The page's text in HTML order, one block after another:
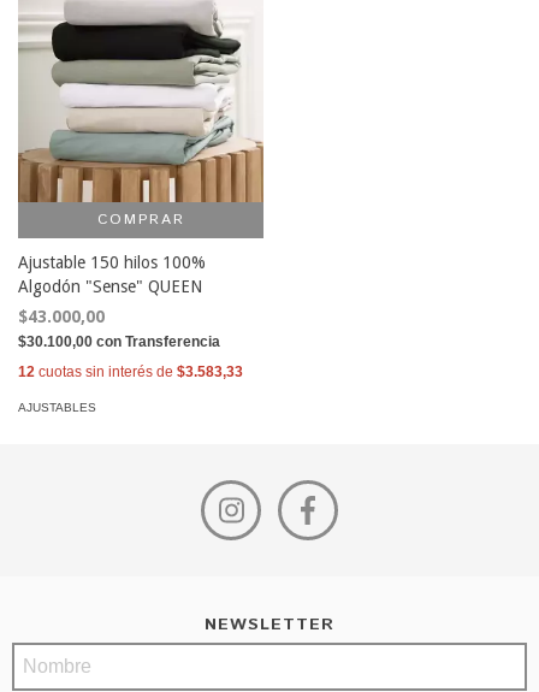
COMPRAR
Ajustable 150 hilos 100%
Algodón "Sense" QUEEN
$43.000,00
$30.100,00 con Transferencia
12 cuotas sin interés de $3.583,33
AJUSTABLES
NEWSLETTER